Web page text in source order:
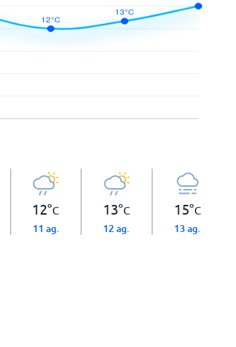
12°C
11 ag.
13°C
12 ag.
15°C
13 ag.